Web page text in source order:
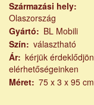
Származási hely
Olaszország
Gyártó
BL Mobili
Szín
választható
Ár kérjük érdeklődjön
elérhetőségeinken
Méret 75 x 3 x 95 cm